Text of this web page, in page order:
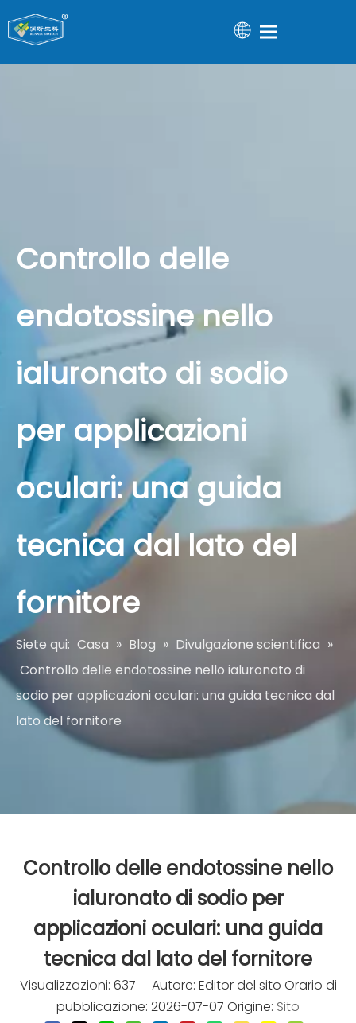
Controllo delle
endotossine nello
ialuronato di sodio
per applicazioni
oculari: una guida
tecnica dal lato del
fornitore
Siete qui: Casa » Blog » Divulgazione scientifica »
Controllo delle endotossine nello ialuronato di
sodio per applicazioni oculari: una guida tecnica dal
lato del fornitore
Controllo delle endotossine nello
ialuronato di sodio per
applicazioni oculari: una guida
tecnica dal lato del fornitore
Visualizzazioni: 637 Autore: Editor del sito Orario di
pubblicazione: 2026-07-07 Origine: Sito